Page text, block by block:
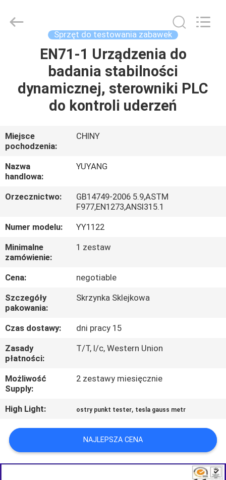
PRODUKTY
VR
O
NAS
PO
FABRYCE
SKONTAKTUJ
SIĘ
Z
NAMI
AKTUALNOŚCI
O
WYCENĘ
SITEMAP
INSTRUMENT
Sprzęt do testowania zabawek
EN71-1 Urządzenia do
badania stabilności
dynamicznej, sterowniki PLC
do kontroli uderzeń
Miejsce
pochodzenia:
CHINY
Nazwa
handlowa:
YUYANG
Orzecznictwo:
GB14749-2006 5.9,ASTM
F977,EN1273,ANSI315.1
Numer modelu:
YY1122
Minimalne
zamówienie:
1 zestaw
Cena:
negotiable
Szczegóły
pakowania:
Skrzynka Sklejkowa
Czas dostawy:
dni pracy 15
Zasady
płatności:
T/T, l/c, Western Union
Możliwość
Supply:
2 zestawy miesięcznie
High Light: ostry punkt tester, tesla gauss metr
NAJLEPSZA CENA